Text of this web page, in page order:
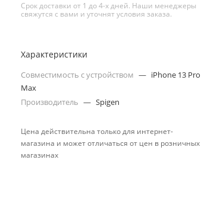
Срок доставки от 1 до 4-х дней. Наши менеджеры
свяжутся с вами и уточнят условия заказа.
Характеристики
Совместимость с устройством — iPhone 13 Pro
Max
Производитель — Spigen
Цена действительна только для интернет-
магазина и может отличаться от цен в розничных
магазинах